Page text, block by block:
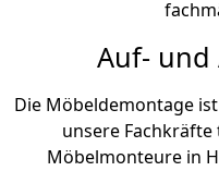
Auf- und
Die Möbeldemontage
unsere
Möbelmonteure in